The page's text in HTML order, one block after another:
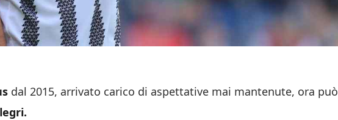
dal 2015, arrivato carico di aspettative mai mantenute, ora può